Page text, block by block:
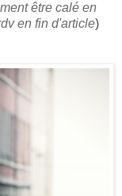
être calé en
en fin d'article)